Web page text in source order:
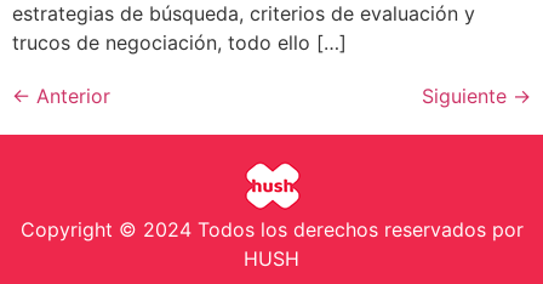
estrategias de búsqueda, criterios de evaluación y
trucos de negociación, todo ello […]
← Anterior Siguiente →
Copyright © 2024 Todos los derechos reservados por
HUSH